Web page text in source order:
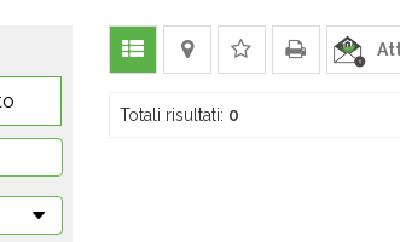
Totali risultati: 0